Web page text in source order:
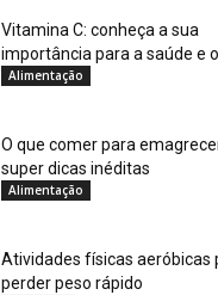
Vitamina C: conheça a sua
importância para a saúde e
Alimentação
O que comer para
super dicas inéditas
Alimentação
Atividades físicas aeróbicas
perder peso rápido